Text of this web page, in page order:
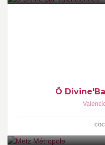
Ô